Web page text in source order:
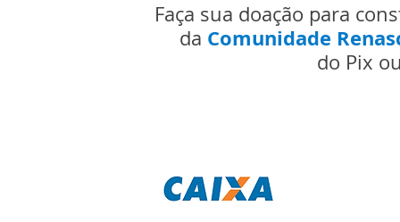
Faça sua doação para
da Comunidade
do Pix